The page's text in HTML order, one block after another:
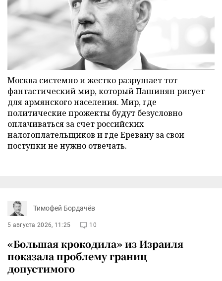
Москва системно и жестко разрушает тот
фантастический мир, который Пашинян рисует
для армянского населения. Мир, где
политические прожекты будут безусловно
оплачиваться за счет российских
налогоплательщиков и где Еревану за свои
поступки не нужно отвечать.
Тимофей Бордачёв
5 августа 2026, 11:25 10
«Большая крокодила» из Израиля
показала проблему границ
допустимого